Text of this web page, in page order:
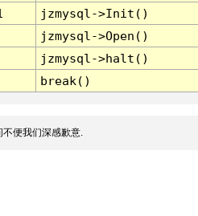
jzmysql->Init()
jzmysql->Open()
jzmysql->halt()
break()
便我们深感歉意.